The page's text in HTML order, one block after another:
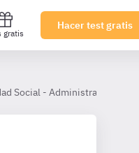
gratis
Hacer test gratis
Social - Administrativos SS TL